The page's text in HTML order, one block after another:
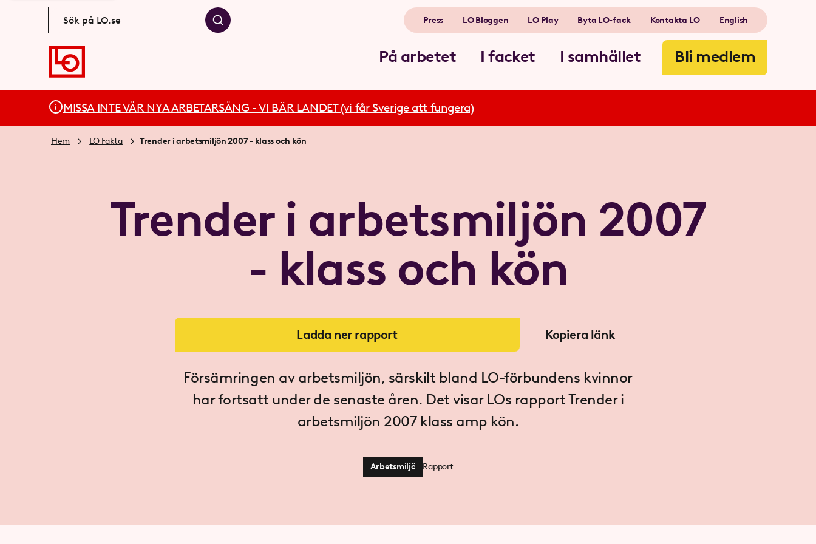
På arbetet I facket I samhället Bli medlem
Press LO Bloggen LO Play Byta LO-fack Kontakta LO English
MISSA INTE VÅR NYA ARBETARSÅNG - VI BÄR LANDET (vi får Sverige att fungera)
Hem LO Fakta Trender i arbetsmiljön 2007 - klass och kön
Trender i arbetsmiljön 2007
- klass och kön
Ladda ner rapport Kopiera länk
Försämringen av arbetsmiljön, särskilt bland LO-förbundens kvinnor
har fortsatt under de senaste åren. Det visar LOs rapport Trender i
arbetsmiljön 2007 klass amp kön.
Arbetsmiljö Rapport